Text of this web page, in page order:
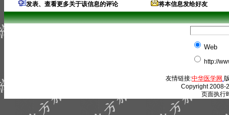
发表、查看更多关于该信息的评论
将本信息发给好友
Web
http://
友情链接:中华医学网
Copyright 2008-
页面执行